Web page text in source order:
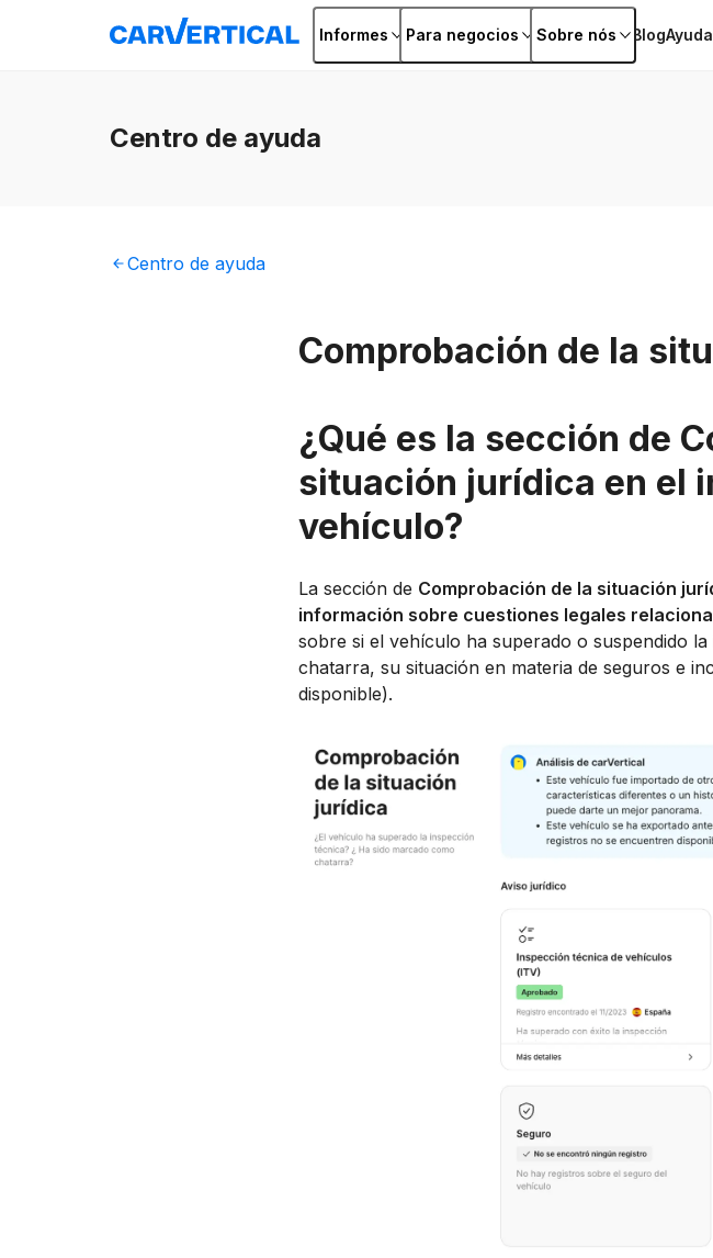
Informes Para negocios Sobre nós BlogAyuda
Centro de ayuda
Centro de ayuda
Comprobación de la
¿Qué es la sección de
situación jurídica en el
vehículo?
La sección de Comprobación de la situación
información sobre cuestiones legales
sobre si el vehículo ha superado o suspendido
chatarra, su situación en materia de seguros e
disponible).